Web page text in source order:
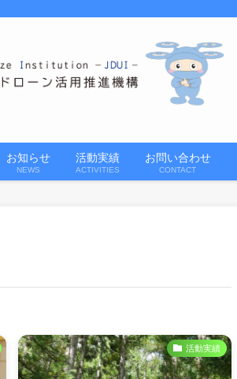
お知らせ
NEWS
活動実績
ACTIVITIES
お問い合わせ
CONTACT
活動実績